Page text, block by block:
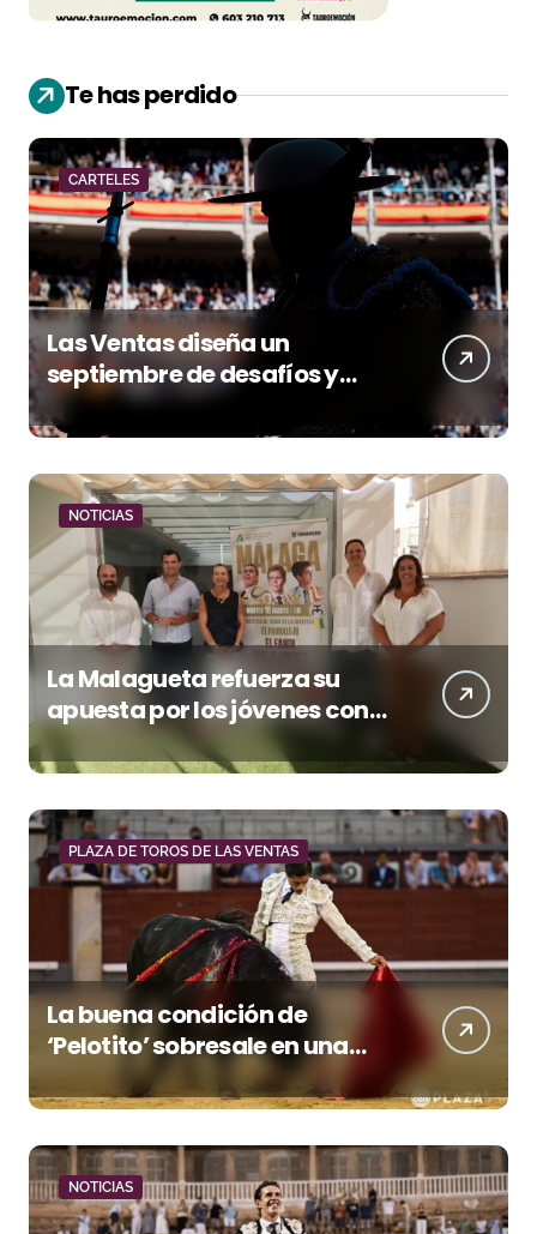
Te has perdido
CARTELES
Las Ventas diseña un
septiembre de desafíos y
variedad ganadera
NOTICIAS
La Malagueta refuerza su
apuesta por los jóvenes con
entradas desde un euro
PLAZA DE TOROS DE LAS VENTAS
La buena condición de
‘Pelotito’ sobresale en una
noche gris en Las Ventas
NOTICIAS